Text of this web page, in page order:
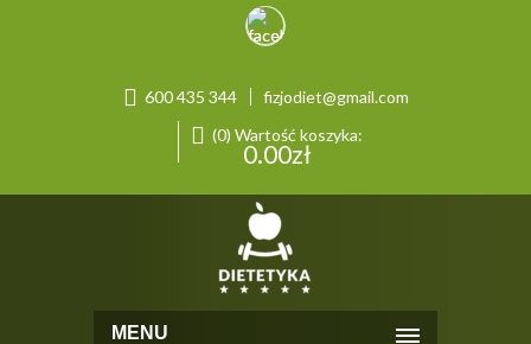
600 435 344
fizjodiet@gmail.com
(0) Wartość koszyka:
0.00zł
MENU